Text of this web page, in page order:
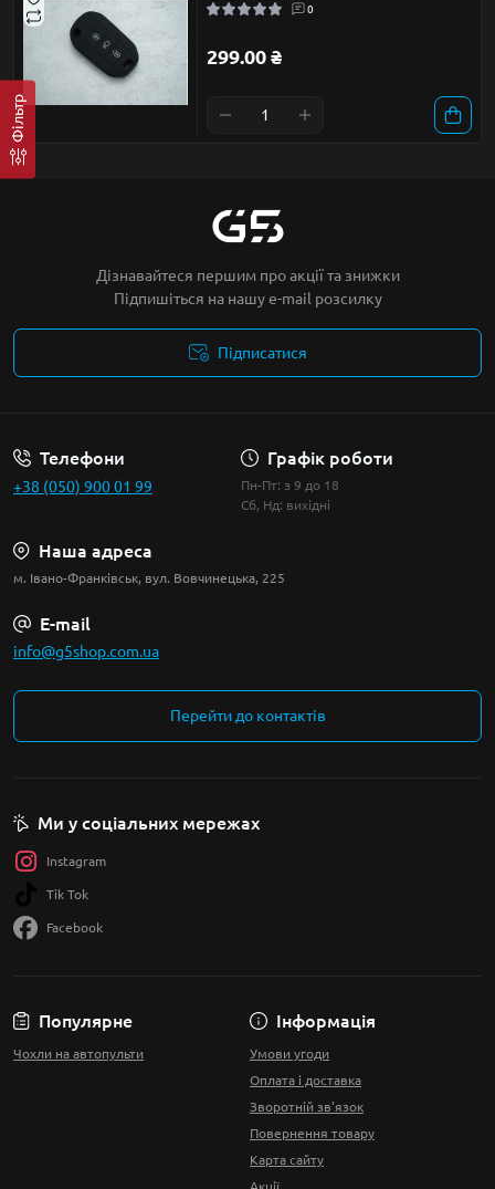
Фільтр
0
299.00 ₴
Дізнавайтеся першим про акції та знижки
Підпишіться на нашу e-mail розсилку
Підписатися
Телефони
+38 (050) 900 01 99
Графік роботи
Пн-Пт: з 9 до 18
Сб, Нд: вихідні
Наша адреса
м. Івано-Франківськ, вул. Вовчинецька, 225
E-mail
info@g5shop.com.ua
Перейти до контактів
Популярне
Чохли на автопульти
Інформація
Умови угоди
Оплата і доставка
Зворотній зв'язок
Повернення товару
Карта сайту
Ми у соціальних мережах
Instagram
Tik Tok
Facebook